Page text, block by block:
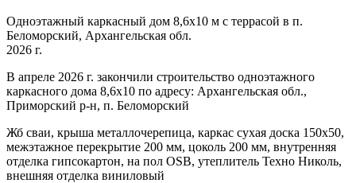
Одноэтажный каркасный дом 8,6х10 м с террасой в п.
Беломорский, Архангельская обл.
2026 г.
В апреле 2026 г. закончили строительство одноэтажного
каркасного дома 8,6х10 по адресу: Архангельская обл.,
Приморский р-н, п. Беломорский
Жб сваи, крыша металлочерепица, каркас сухая доска 150х50,
межэтажное перекрытие 200 мм, цоколь 200 мм, внутренняя
отделка гипсокартон, на пол OSB, утеплитель Техно Николь,
внешняя отделка виниловый